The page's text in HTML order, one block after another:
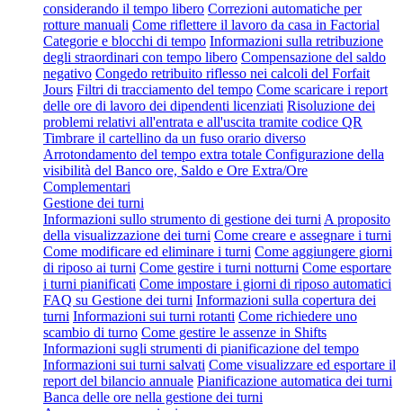
considerando il tempo libero Correzioni automatiche per
rotture manuali Come riflettere il lavoro da casa in Factorial
Categorie e blocchi di tempo Informazioni sulla retribuzione
degli straordinari con tempo libero Compensazione del saldo
negativo Congedo retribuito riflesso nei calcoli del Forfait
Jours Filtri di tracciamento del tempo Come scaricare i report
delle ore di lavoro dei dipendenti licenziati Risoluzione dei
problemi relativi all'entrata e all'uscita tramite codice QR
Timbrare il cartellino da un fuso orario diverso
Arrotondamento del tempo extra totale Configurazione della
visibilità del Banco ore, Saldo e Ore Extra/Ore
Complementari
Gestione dei turni
Informazioni sullo strumento di gestione dei turni A proposito
della visualizzazione dei turni Come creare e assegnare i turni
Come modificare ed eliminare i turni Come aggiungere giorni
di riposo ai turni Come gestire i turni notturni Come esportare
i turni pianificati Come impostare i giorni di riposo automatici
FAQ su Gestione dei turni Informazioni sulla copertura dei
turni Informazioni sui turni rotanti Come richiedere uno
scambio di turno Come gestire le assenze in Shifts
Informazioni sugli strumenti di pianificazione del tempo
Informazioni sui turni salvati Come visualizzare ed esportare il
report del bilancio annuale Pianificazione automatica dei turni
Banca delle ore nella gestione dei turni